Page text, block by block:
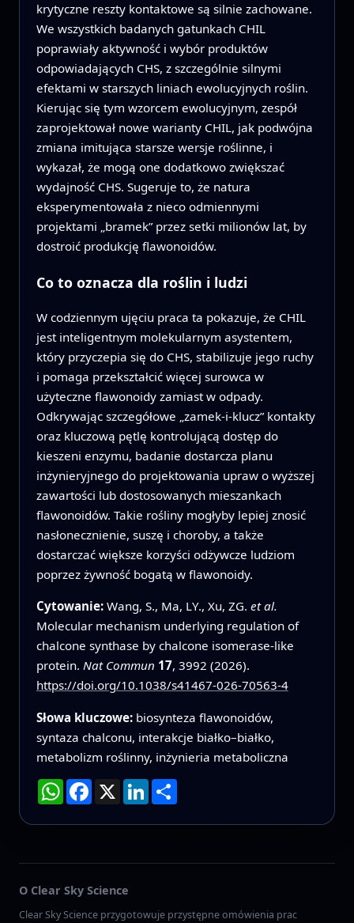
krytyczne reszty kontaktowe są silnie zachowane.
We wszystkich badanych gatunkach CHIL
poprawiały aktywność i wybór produktów
odpowiadających CHS, z szczególnie silnymi
efektami w starszych liniach ewolucyjnych roślin.
Kierując się tym wzorcem ewolucyjnym, zespół
zaprojektował nowe warianty CHIL, jak podwójna
zmiana imitująca starsze wersje roślinne, i
wykazał, że mogą one dodatkowo zwiększać
wydajność CHS. Sugeruje to, że natura
eksperymentowała z nieco odmiennymi
projektami „bramek” przez setki milionów lat, by
dostroić produkcję flawonoidów.
Co to oznacza dla roślin i ludzi
W codziennym ujęciu praca ta pokazuje, że CHIL
jest inteligentnym molekularnym asystentem,
który przyczepia się do CHS, stabilizuje jego ruchy
i pomaga przekształcić więcej surowca w
użyteczne flawonoidy zamiast w odpady.
Odkrywając szczegółowe „zamek‑i‑klucz” kontakty
oraz kluczową pętlę kontrolującą dostęp do
kieszeni enzymu, badanie dostarcza planu
inżynieryjnego do projektowania upraw o wyższej
zawartości lub dostosowanych mieszankach
flawonoidów. Takie rośliny mogłyby lepiej znosić
nasłonecznienie, suszę i choroby, a także
dostarczać większe korzyści odżywcze ludziom
poprzez żywność bogatą w flawonoidy.
Cytowanie: Wang, S., Ma, LY., Xu, ZG. et al.
Molecular mechanism underlying regulation of
chalcone synthase by chalcone isomerase-like
protein. Nat Commun 17, 3992 (2026).
https://doi.org/10.1038/s41467-026-70563-4
Słowa kluczowe: biosynteza flawonoidów,
syntaza chalconu, interakcje białko–białko,
metabolizm roślinny, inżynieria metaboliczna
WhatsApp
Facebook
X LinkedInPodziel
się
O Clear Sky Science
Clear Sky Science przygotowuje przystępne omówienia prac